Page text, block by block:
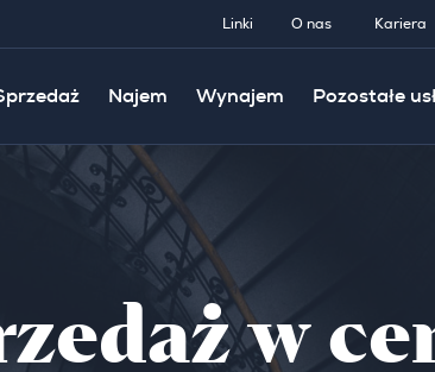
Linki O nas Kariera
Najem Wynajem Pozostałe
w